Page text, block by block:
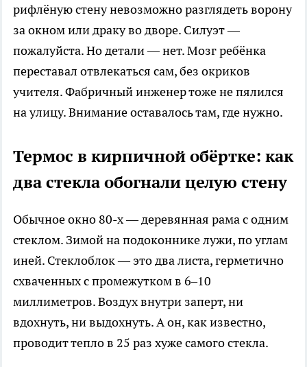
рифлёную стену невозможно разглядеть ворону
за окном или драку во дворе. Силуэт —
пожалуйста. Но детали — нет. Мозг ребёнка
переставал отвлекаться сам, без окриков
учителя. Фабричный инженер тоже не пялился
на улицу. Внимание оставалось там, где нужно.
Термос в кирпичной обёртке: как
два стекла обогнали целую стену
Обычное окно 80-х — деревянная рама с одним
стеклом. Зимой на подоконнике лужи, по углам
иней. Стеклоблок — это два листа, герметично
схваченных с промежутком в 6–10
миллиметров. Воздух внутри заперт, ни
вдохнуть, ни выдохнуть. А он, как известно,
проводит тепло в 25 раз хуже самого стекла.